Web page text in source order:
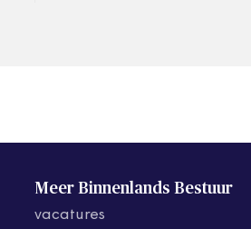
Meer Binnenlands Bestuur
vacatures